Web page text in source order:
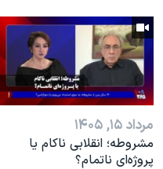
مرداد ۱۵, ۱۴۰۵
مشروطه؛ انقلابى ناكام یا
پروژه‌ای نا‌تمام؟